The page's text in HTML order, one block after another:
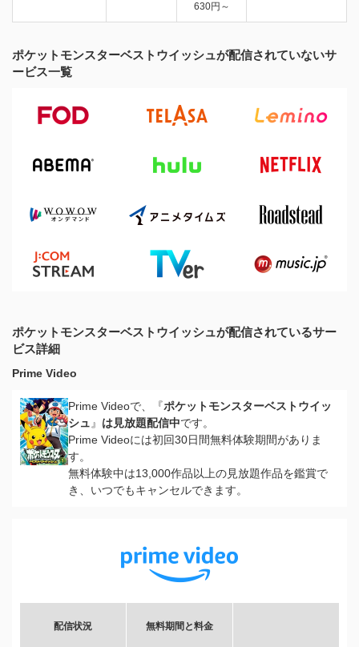
630円～
ポケットモンスターベストウイッシュが配信されていないサ
ービス一覧
ポケットモンスターベストウイッシュが配信されているサー
ビス詳細
Prime Video
Prime Videoで、『ポケットモンスターベストウイッ
シュ 』 は見放題配信中です。
Prime Videoには初回30日間無料体験期間がありま
す。
無料体験中は13,000作品以上の見放題作品を鑑賞で
き、いつでもキャンセルできます。
配信状況 無料期間と料金